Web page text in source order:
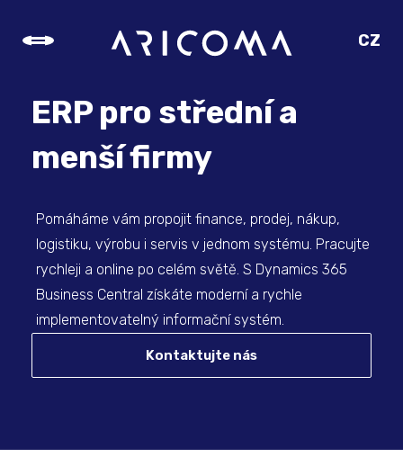
CZ
ERP pro střední a
menší firmy
Pomáháme vám propojit finance, prodej, nákup,
logistiku, výrobu i servis v jednom systému. Pracujte
rychleji a online po celém světě. S Dynamics 365
Business Central získáte moderní a rychle
implementovatelný informační systém.
Kontaktujte nás